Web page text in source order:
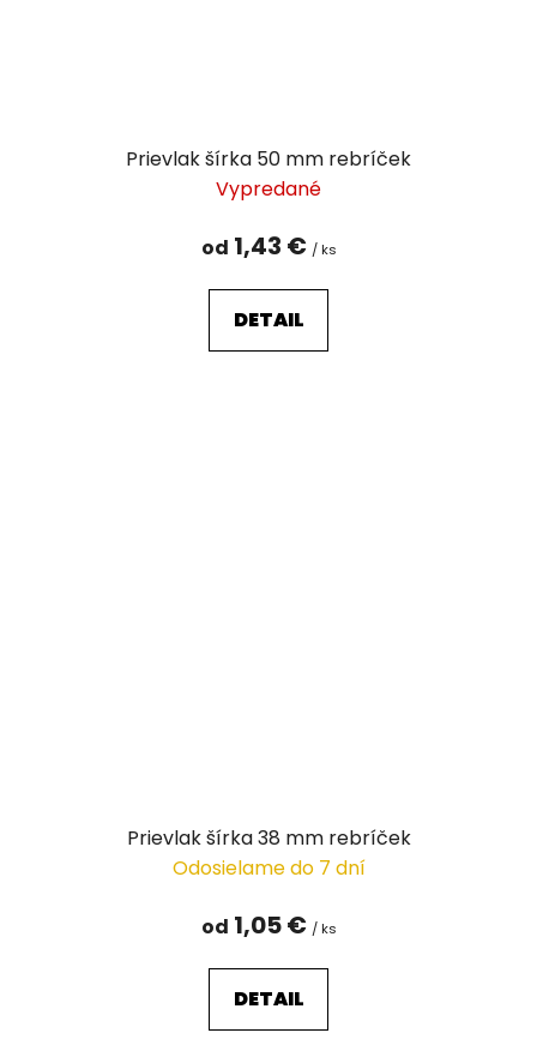
Prievlak šírka 50 mm rebríček
Vypredané
od 1,43 € / ks
DETAIL
Prievlak šírka 38 mm rebríček
Odosielame do 7 dní
od 1,05 € / ks
DETAIL